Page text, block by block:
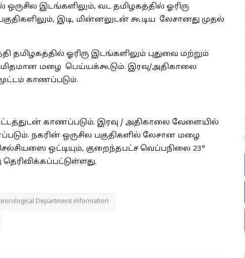
இடங்களிலும், வட தமிழகத்தில் ஓரிரு
இடி, மின்னலுடன் கூடிய லேசானது முதல்
ஓரிரு இடங்களிலும் புதுவை மற்றும்
மிதமான மழை பெய்யக்கூடும். இரவு/அதிகாலை
காணப்படும்.
காணப்படும். இரவு / அதிகாலை வேளையில்
நகரின் ஒருசில பகுதிகளில் லேசான மழை
ஒட்டியும், குறைந்தபட்ச வெப்பநிலை 23°
Department information